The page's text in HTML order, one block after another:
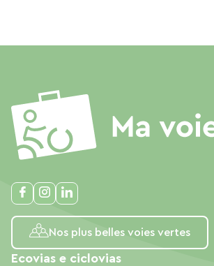
Nos plus belles voies vertes
Ecovias e ciclovias